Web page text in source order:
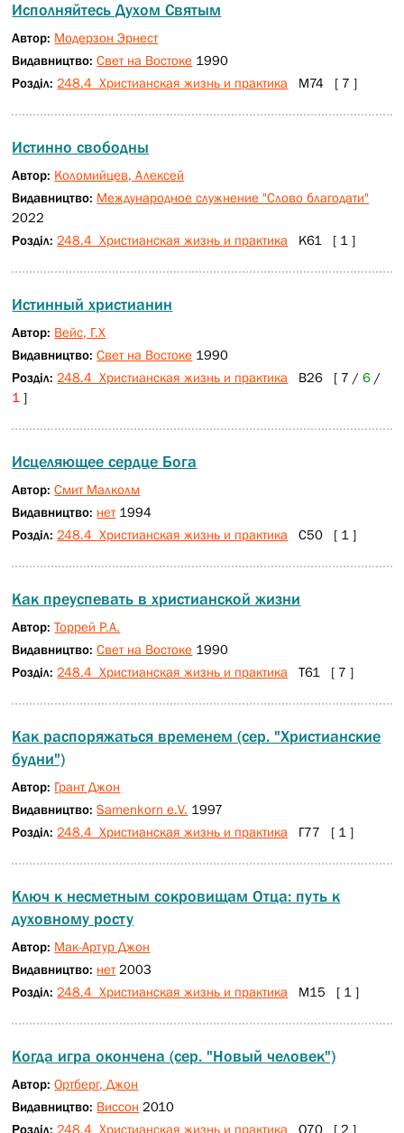
Исполняйтесь Духом Святым
Автор: Модерзон Эрнест
Видавництво:Свет на Востоке 1990
Розділ: 248.4 Христианская жизнь и практика М74 [ 7 ]
Истинно свободны
Автор: Коломийцев, Алексей
Видавництво: Международное служнение "Слово благодати"
2022
Розділ: 248.4 Христианская жизнь и практика К61 [ 1 ]
Истинный христианин
Автор: Вейс, Г.Х
Видавництво:Свет на Востоке 1990
Розділ: 248.4 Христианская жизнь и практика В26 [ 7 /6 /
1]
Исцеляющее сердце Бога
Автор:Смит Малколм
Видавництво: нет1994
Розділ: 248.4 Христианская жизнь и практика С50 [ 1 ]
Как преуспевать в христианской жизни
Автор:Торрей Р.А.
Видавництво:Свет на Востоке 1990
Розділ: 248.4 Христианская жизнь и практика Т61 [ 7 ]
Как распоряжаться временем (сер. "Христианские
будни")
Автор: Грант Джон
Видавництво:Samenkorn e.V. 1997
Розділ: 248.4 Христианская жизнь и практика Г77 [ 1 ]
Ключ к несметным сокровищам Отца: путь к
духовному росту
Автор: Мак-Артур Джон
Видавництво: нет2003
Розділ: 248.4 Христианская жизнь и практика М15 [ 1 ]
Когда игра окончена (сер. "Новый человек")
Автор:Ортберг, Джон
Видавництво: Виссон 2010
Розділ: 248.4 Христианская жизнь и практика О70 [ 2 ]